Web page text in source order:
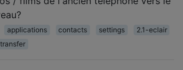
applications contacts settings
2.1-eclair